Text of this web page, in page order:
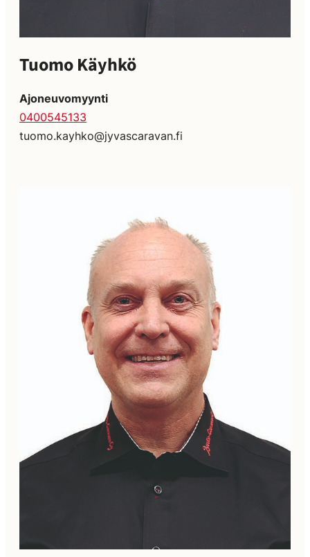
Tuomo Käyhkö
Ajoneuvomyynti
0400545133
tuomo.kayhko@jyvascaravan.fi